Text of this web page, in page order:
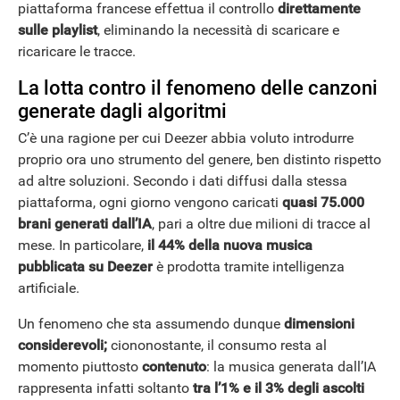
piattaforma francese effettua il controllo direttamente
sulle playlist, eliminando la necessità di scaricare e
ricaricare le tracce.
La lotta contro il fenomeno delle canzoni
generate dagli algoritmi
C’è una ragione per cui Deezer abbia voluto introdurre
proprio ora uno strumento del genere, ben distinto rispetto
ad altre soluzioni. Secondo i dati diffusi dalla stessa
piattaforma, ogni giorno vengono caricati quasi 75.000
brani generati dall’IA, pari a oltre due milioni di tracce al
mese. In particolare, il 44% della nuova musica
pubblicata su Deezer è prodotta tramite intelligenza
artificiale.
Un fenomeno che sta assumendo dunque dimensioni
considerevoli; ciononostante, il consumo resta al
momento piuttosto contenuto: la musica generata dall’IA
rappresenta infatti soltanto tra l’1% e il 3% degli ascolti